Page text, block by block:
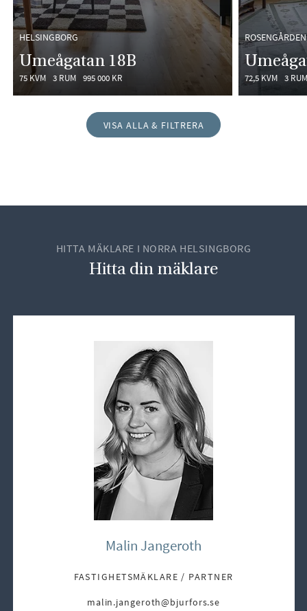
HELSINGBORG
Umeågatan 18B
75 KVM 3 RUM 995 000 KR 72,5 KVM 3 RUM
VISA ALLA & FILTRERA
HITTA MÄKLARE I NORRA HELSINGBORG
Hitta din mäklare
Malin Jangeroth
FASTIGHETSMÄKLARE / PARTNER
E-post:
malin.jangeroth@bjurfors.se